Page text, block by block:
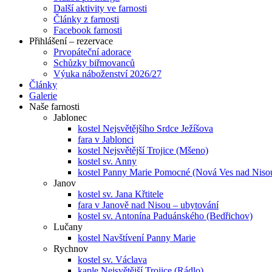
Další aktivity ve farnosti
Články z farnosti
Facebook farnosti
Přihlášení – rezervace
Prvopáteční adorace
Schůzky biřmovanců
Výuka náboženství 2026/27
Články
Galerie
Naše farnosti
Jablonec
kostel Nejsvětějšího Srdce Ježíšova
fara v Jablonci
kostel Nejsvětější Trojice (Mšeno)
kostel sv. Anny
kostel Panny Marie Pomocné (Nová Ves nad
Janov
kostel sv. Jana Křtitele
fara v Janově nad Nisou – ubytování
kostel sv. Antonína Paduánského (Bedřichov)
Lučany
kostel Navštívení Panny Marie
Rychnov
kostel sv. Václava